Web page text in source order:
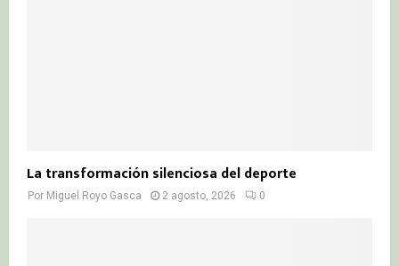
La transformación silenciosa del deporte
Por Miguel Royo Gasca 2 agosto, 2026 0